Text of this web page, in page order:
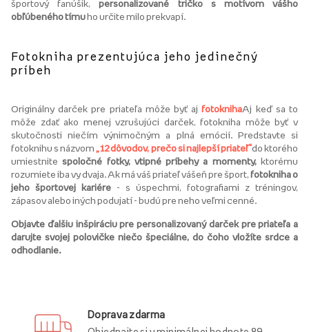
športový fanúšik,personalizované tričko s motívom vášho
obľúbeného tímu ho určite milo prekvapí.
Fotokniha prezentujúca jeho jedinečný
príbeh
Originálny darček pre priateľa môže byť ajfotoknihaAj keď sa to
môže zdať ako menej vzrušujúci darček, fotokniha môže byť v
skutočnosti niečím výnimočným a plná emócií. Predstavte si
fotoknihu s názvom „12 dôvodov, prečo si najlepší priateľ“do ktorého
umiestnitespoločné fotky, vtipné príbehy a momenty,ktorému
rozumiete iba vy dvaja. Ak má váš priateľ vášeň pre šport, fotokniha o
jeho športovej kariére - s úspechmi, fotografiami z tréningov,
zápasov alebo iných podujatí - budú pre neho veľmi cenné.
Objavte ďalšiu inšpiráciu pre personalizovaný darček pre priateľa a
darujte svojej polovičke niečo špeciálne, do čoho vložíte srdce a
odhodlanie.
Doprava zdarma